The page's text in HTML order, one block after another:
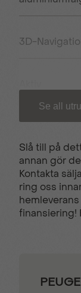
3D-
Backkamera
sikt
Digitalradio
Se all
Slå till på
annan gör
Kontakta
ring oss
finansiering!